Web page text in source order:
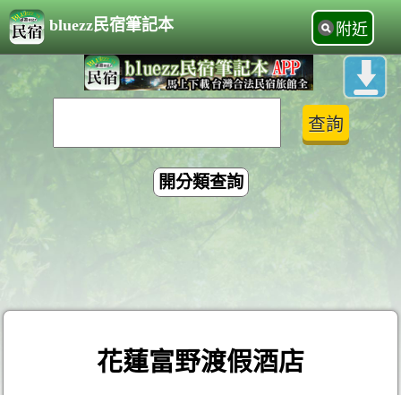
bluezz民宿筆記本 附近
開分類查詢
花蓮富野渡假酒店